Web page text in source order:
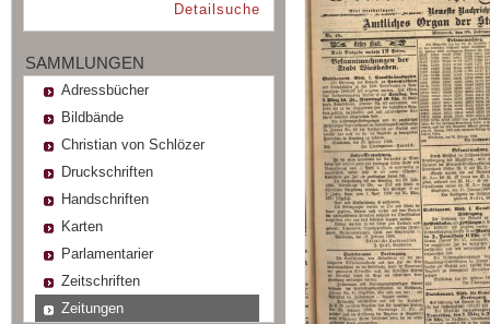
Detailsuche
SAMMLUNGEN
Adressbücher
Bildbände
Christian von Schlözer
Druckschriften
Handschriften
Karten
Parlamentarier
Zeitschriften
Zeitungen